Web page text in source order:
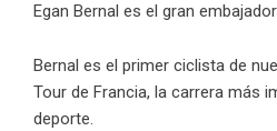
Egan Bernal es el gran
Bernal es el primer ciclista de
Tour de Francia, la carrera más
deporte.